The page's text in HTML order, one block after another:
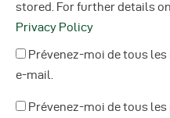
stored. For further details
Privacy Policy
Prévenez-moi de tous
e-mail.
Prévenez-moi de tous